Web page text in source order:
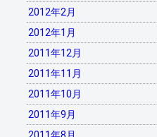
2012年2月
2012年1月
2011年12月
2011年11月
2011年10月
2011年9月